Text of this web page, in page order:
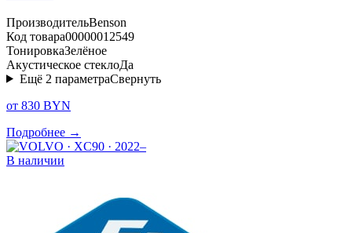
ПроизводительBenson
Код товара00000012549
ТонировкаЗелёное
Акустическое стеклоДа
Ещё 2 параметраСвернуть
от 830 BYN
Подробнее →
В наличии